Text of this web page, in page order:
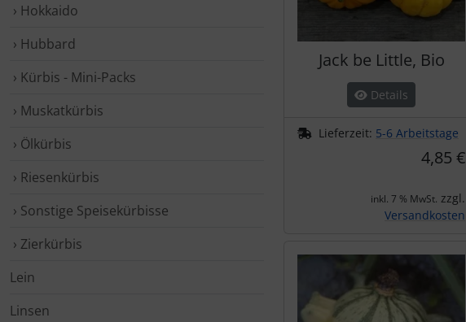
› Hokkaido
› Hubbard
› Kürbis - Mini-Packs
› Muskatkürbis
› Ölkürbis
› Riesenkürbis
› Sonstige Speisekürbisse
› Zierkürbis
Lein
Linsen
Jack be Little, Bio
Details
Lieferzeit: 5-6 Arbeitstage
4,85 €
inkl. 7 % MwSt. zzgl.
Versandkosten